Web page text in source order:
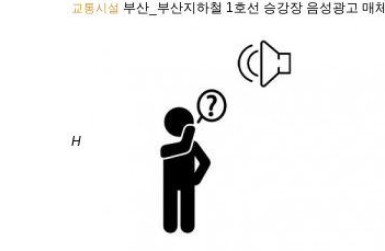
교통시설 부산_부산지하철 1호선 승강장 음성광고 매체
H